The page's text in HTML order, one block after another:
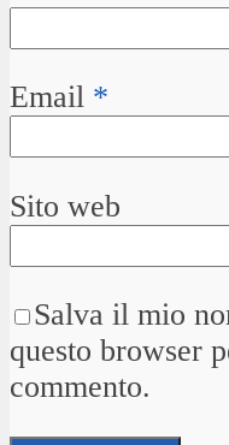
Email *
Sito web
Salva il mio
questo browser
commento.